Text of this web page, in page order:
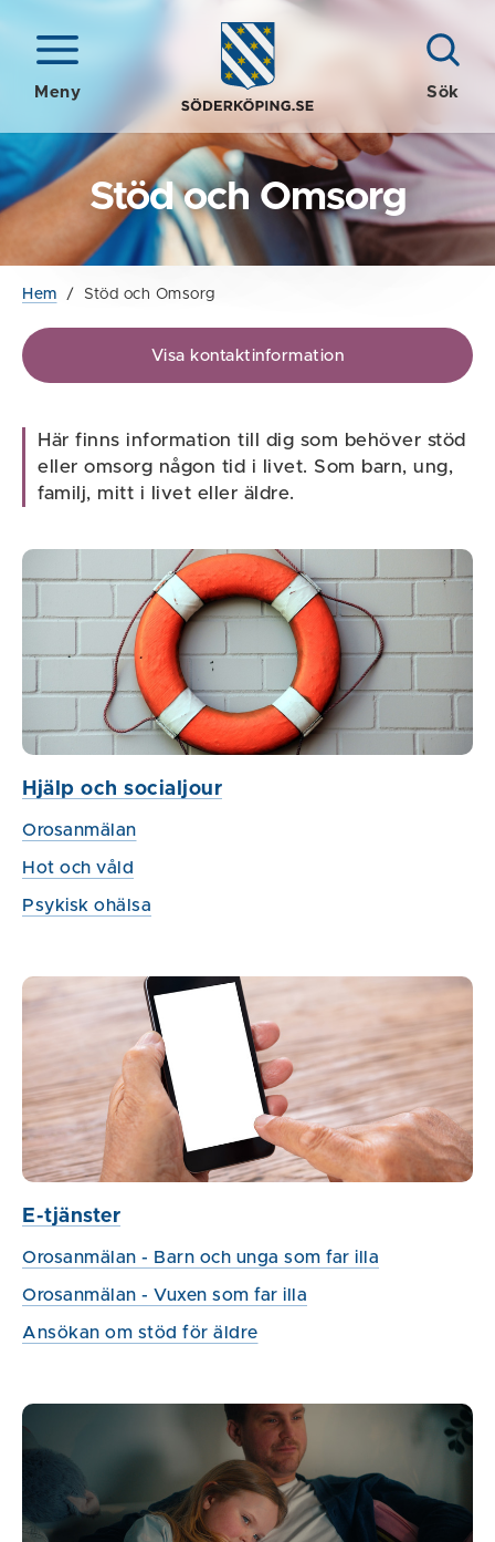
Meny Sök
Stöd och Omsorg
Hem / Stöd och Omsorg
Visa kontaktinformation
Här finns information till dig som behöver stöd
eller omsorg någon tid i livet. Som barn, ung,
familj, mitt i livet eller äldre.
Hjälp och socialjour
Orosanmälan
Hot och våld
Psykisk ohälsa
E-tjänster
Orosanmälan - Barn och unga som far illa
Orosanmälan - Vuxen som far illa
Ansökan om stöd för äldre